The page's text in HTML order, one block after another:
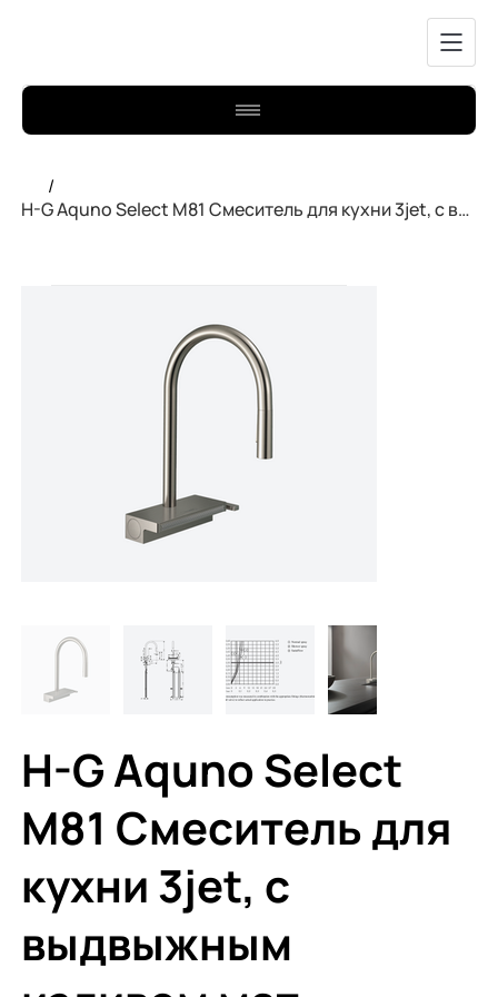
/
H-G Aquno Select M81 Смеситель для кухни 3jet, с выдвыжным изливом мат 73831800
H-G Aquno Select
M81 Смеситель для
кухни 3jet, с
выдвыжным